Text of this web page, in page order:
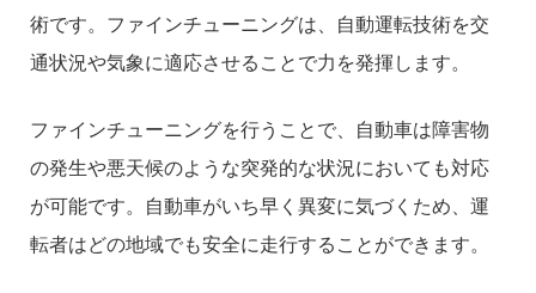
術です。ファインチューニングは、自動運転技術を交
通状況や気象に適応させることで力を発揮します。
ファインチューニングを行うことで、自動車は障害物
の発生や悪天候のような突発的な状況においても対応
が可能です。自動車がいち早く異変に気づくため、運
転者はどの地域でも安全に走行することができます。